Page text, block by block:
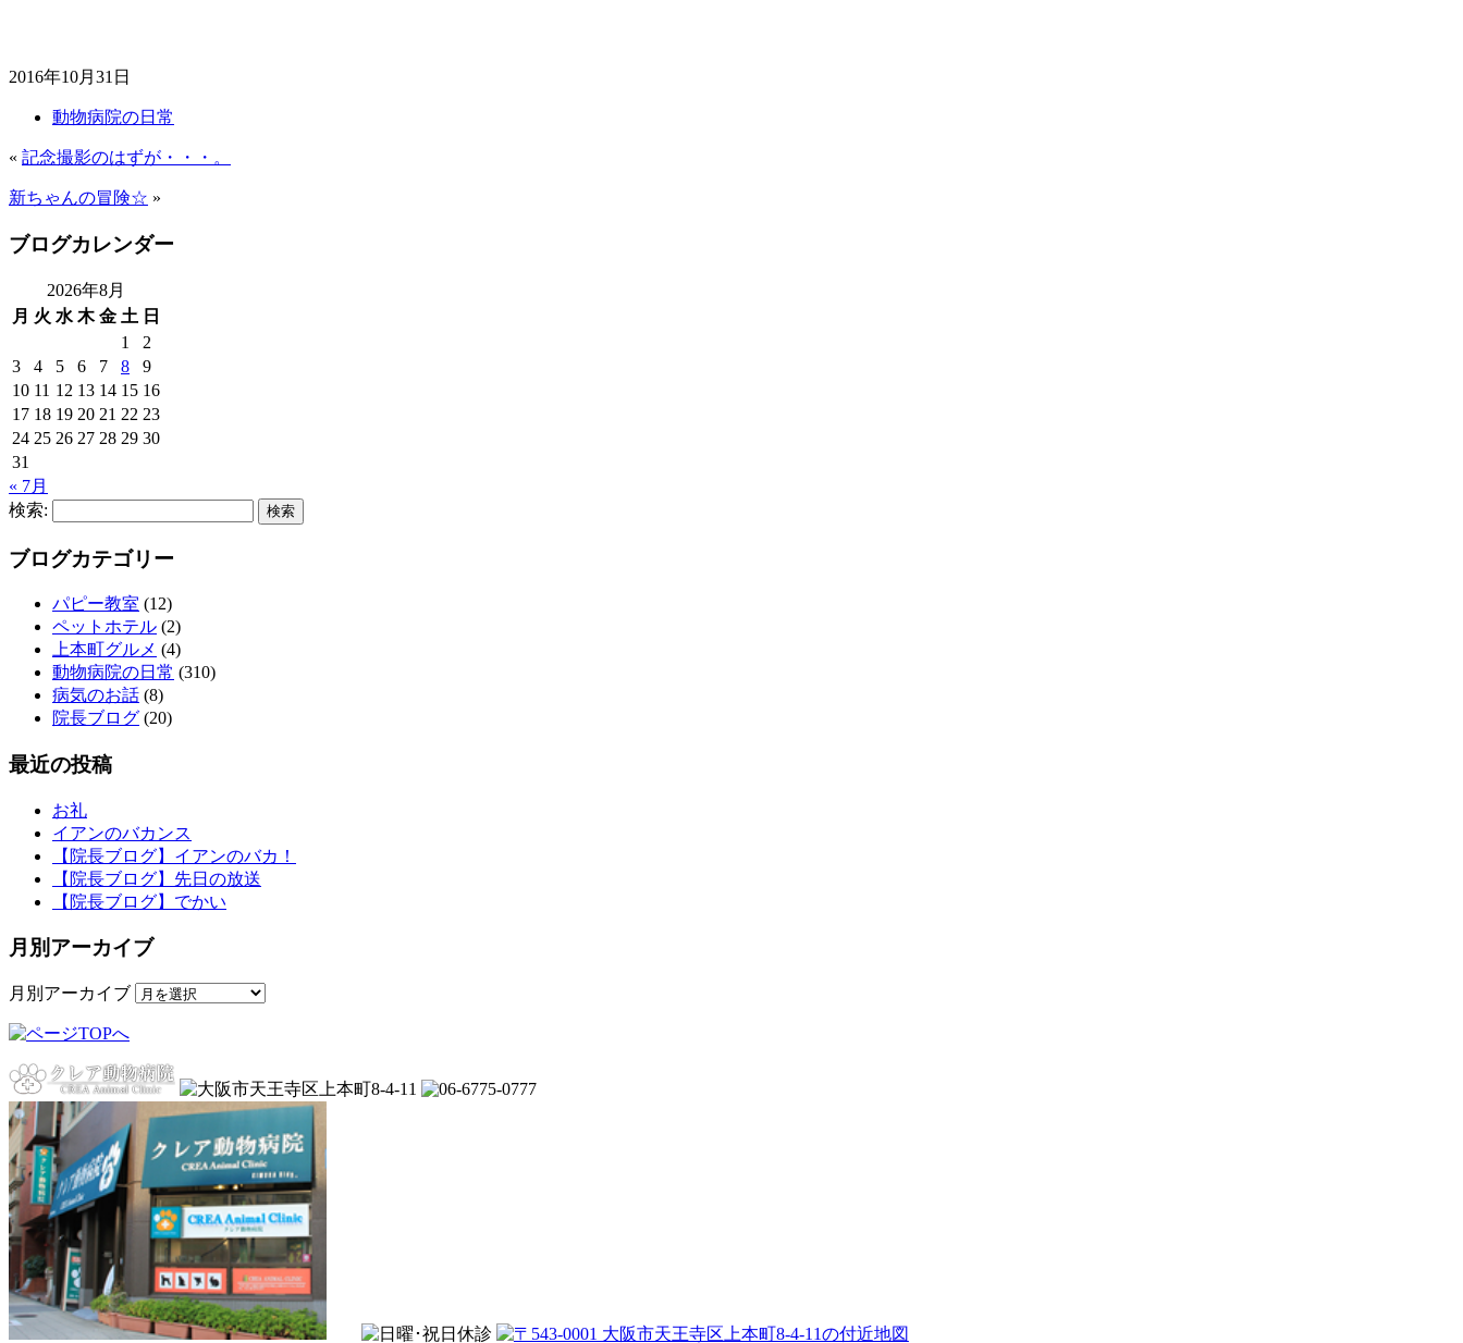
2016年10月31日
動物病院の日常
« 記念撮影のはずが・・・。
新ちゃんの冒険☆ »
ブログカレンダー
2026年8月
月 火 水 木 金 土 日
1
2
3
4 5 6 7 8
9
10 11 12 13 14 15 16
17 18 19 20 21 22 23
24 25 26 27 28 29 30
31
« 7月
検索:
ブログカテゴリー
パピー教室 (12)
ペットホテル (2)
上本町グルメ (4)
動物病院の日常 (310)
病気のお話 (8)
院長ブログ (20)
最近の投稿
お礼
イアンのバカンス
【院長ブログ】イアンのバカ！
【院長ブログ】先日の放送
【院長ブログ】でかい
月別アーカイブ
月別アーカイブ